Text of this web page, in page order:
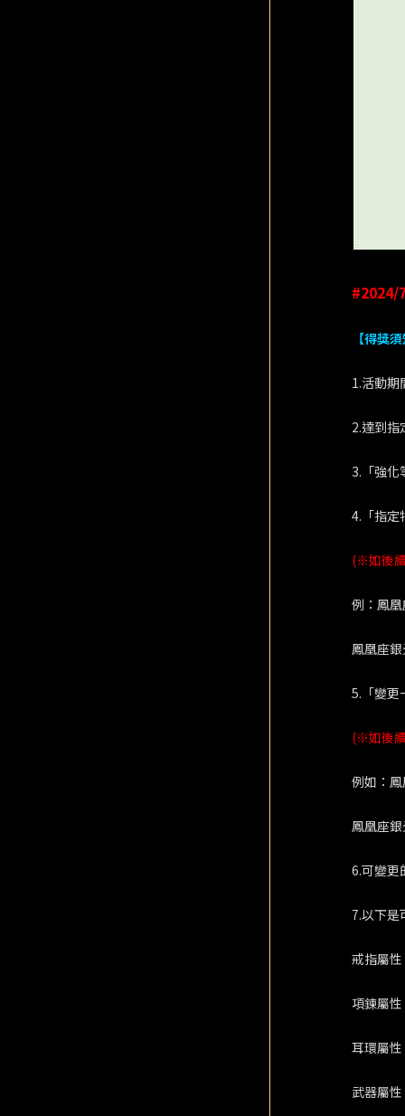
#2024/
【得獎
1.活動期
2.達到指
3.「強
4.「指定
(※如後
例：鳳
鳳凰座
5.「變更
(※如後
例如：
鳳凰座
6.可變更
7.以下是
戒指屬
項鍊屬
耳環屬
武器屬